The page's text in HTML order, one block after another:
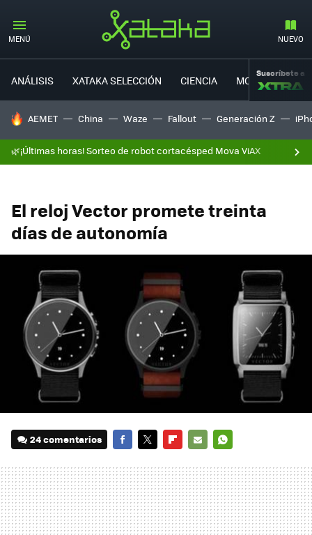
MENÚ NUEVO
ANÁLISIS XATAKA SELECCIÓN CIENCIA MOVILIDAD
Suscríbete a
HOY SE HABLA DE
AEMET China Waze Fallout Generación Z
🌿¡Últimas horas! Sorteo de robot cortacésped Mova ViAX
El reloj Vector promete treinta
días de autonomía
24 comentarios
MAIL